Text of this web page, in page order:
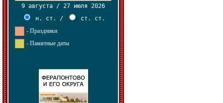
9 августа / 27 июля 2026
н. ст.
/
ст. ст.
- Праздники
- Памятные даты